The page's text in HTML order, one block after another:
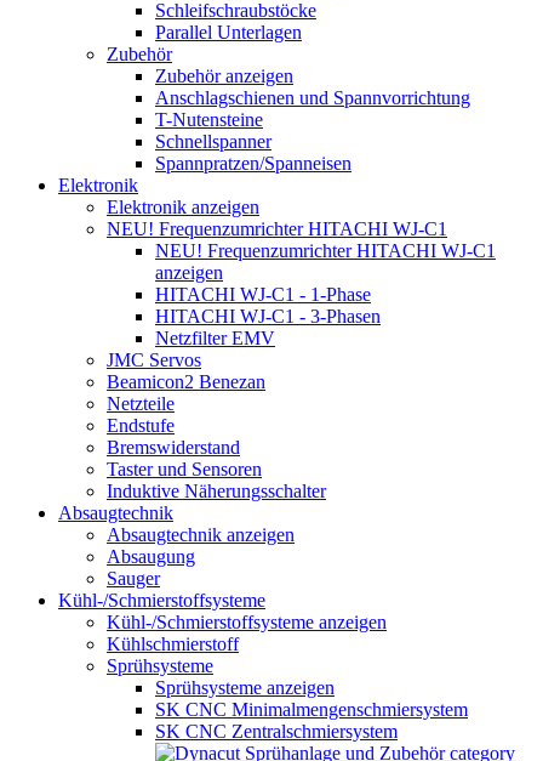
Schleifschraubstöcke
Parallel Unterlagen
Zubehör
Zubehör anzeigen
Anschlagschienen und Spannvorrichtung
T-Nutensteine
Schnellspanner
Spannpratzen/Spanneisen
Elektronik
Elektronik anzeigen
NEU! Frequenzumrichter HITACHI WJ-C1
NEU! Frequenzumrichter HITACHI WJ-C1
anzeigen
HITACHI WJ-C1 - 1-Phase
HITACHI WJ-C1 - 3-Phasen
Netzfilter EMV
JMC Servos
Beamicon2 Benezan
Netzteile
Endstufe
Bremswiderstand
Taster und Sensoren
Induktive Näherungsschalter
Absaugtechnik
Absaugtechnik anzeigen
Absaugung
Sauger
Kühl-/Schmierstoffsysteme
Kühl-/Schmierstoffsysteme anzeigen
Kühlschmierstoff
Sprühsysteme
Sprühsysteme anzeigen
SK CNC Minimalmengenschmiersystem
SK CNC Zentralschmiersystem